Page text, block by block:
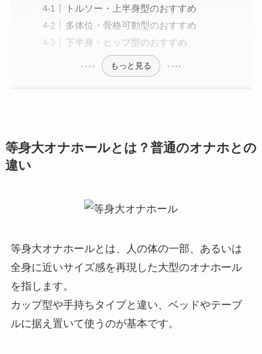
トルソー・上半身型のおすすめ
多体位・骨格可動型のおすすめ
下半身・ヒップ型のおすすめ
もっと見る
等身大オナホールとは？普通のオナホとの
違い
等身大オナホールとは、人の体の一部、あるいは
全身に近いサイズ感を再現した大型のオナホール
を指します。
カップ型や手持ちタイプと違い、ベッドやテーブ
ルに据え置いて使うのが基本です。